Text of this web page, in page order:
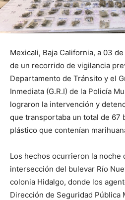
Mexicali, Baja California, a 03
de un recorrido de vigilancia
Departamento de Tránsito y el
Inmediata (G.R.I) de la Policía
lograron la intervención y
que transportaba un total de 67
plástico que contenían
Los hechos ocurrieron la noche
intersección del bulevar Río
colonia Hidalgo, donde los
Dirección de Seguridad Pública